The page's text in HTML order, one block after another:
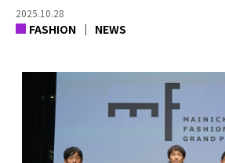
2025.10.28
FASHION NEWS